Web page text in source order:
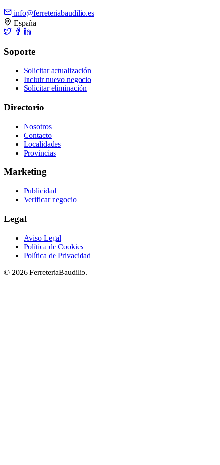
info@ferreteriabaudilio.es
España
Soporte
Solicitar actualización
Incluir nuevo negocio
Solicitar eliminación
Directorio
Nosotros
Contacto
Localidades
Provincias
Marketing
Publicidad
Verificar negocio
Legal
Aviso Legal
Política de Cookies
Política de Privacidad
© 2026 FerreteriaBaudilio.